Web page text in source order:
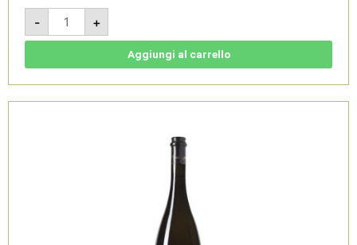
-
BianCònero
2024
-
Moscato
Moroder
+
Aggiungi al carrello